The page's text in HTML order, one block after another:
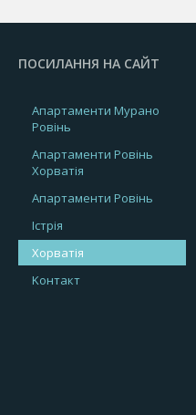
ПОСИЛАННЯ НА САЙТ
Апартаменти Мурано
Ровінь
Апартаменти Ровінь
Хорватія
Апартаменти Ровінь
Істрія
Хорватія
Kонтакт